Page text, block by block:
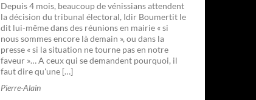
Depuis 4 mois, beaucoup de vénissians attendent
la décision du tribunal électoral, Idir Boumertit le
dit lui-même dans des réunions en mairie « si
nous sommes encore là demain », ou dans la
presse « si la situation ne tourne pas en notre
faveur »… A ceux qui se demandent pourquoi, il
faut dire qu'une […]
Pierre-Alain